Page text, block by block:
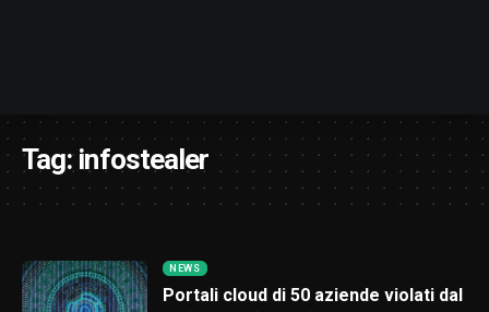
Tag:infostealer
NEWS
Portali cloud di 50 aziende violati dal